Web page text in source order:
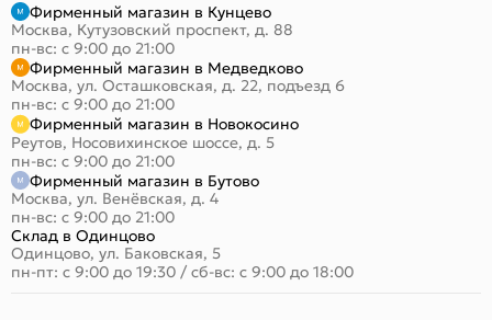
Фирменный магазин в Кунцево
Москва, Кутузовский проспект, д. 88
пн-вс: с 9:00 до 21:00
Фирменный магазин в Медведково
Москва, ул. Осташковская, д. 22, подъезд 6
пн-вс: с 9:00 до 21:00
Фирменный магазин в Новокосино
Реутов, Носовихинское шоссе, д. 5
пн-вс: с 9:00 до 21:00
Фирменный магазин в Бутово
Москва, ул. Венёвская, д. 4
пн-вс: с 9:00 до 21:00
Склад в Одинцово
Одинцово, ул. Баковская, 5
пн-пт: с 9:00 до 19:30 / сб-вс: с 9:00 до 18:00